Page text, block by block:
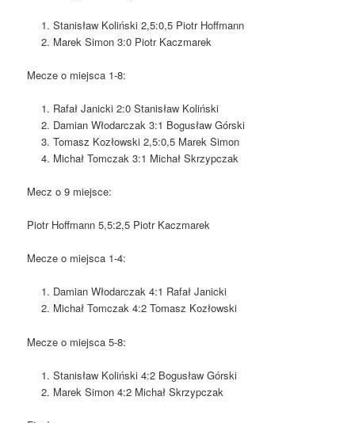
Stanisław Koliński 2,5:0,5 Piotr Hoffmann
Marek Simon 3:0 Piotr Kaczmarek
Mecze o miejsca 1-8:
Rafał Janicki 2:0 Stanisław Koliński
Damian Włodarczak 3:1 Bogusław Górski
Tomasz Kozłowski 2,5:0,5 Marek Simon
Michał Tomczak 3:1 Michał Skrzypczak
Mecz o 9 miejsce:
Piotr Hoffmann 5,5:2,5 Piotr Kaczmarek
Mecze o miejsca 1-4:
Damian Włodarczak 4:1 Rafał Janicki
Michał Tomczak 4:2 Tomasz Kozłowski
Mecze o miejsca 5-8:
Stanisław Koliński 4:2 Bogusław Górski
Marek Simon 4:2 Michał Skrzypczak